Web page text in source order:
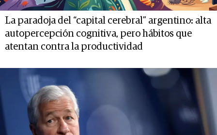
La paradoja del “capital cerebral” argentino: alta
autopercepción cognitiva, pero hábitos que
atentan contra la productividad